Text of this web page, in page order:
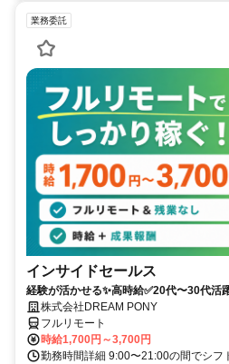
業務委託
インサイドセールス
経験が活かせる✨高時給✅20代〜30代活
株式会社DREAM PONY
フルリモート
時給1,700円～3,700円
勤務時間詳細 9:00〜21:00の間でシフ